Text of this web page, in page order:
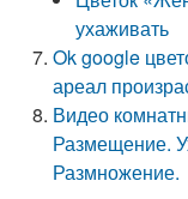
ухаживать
Ok google
ареал
Видео
Размещение.
Размножение.